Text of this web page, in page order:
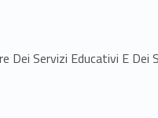
Dei Servizi Educativi E Dei